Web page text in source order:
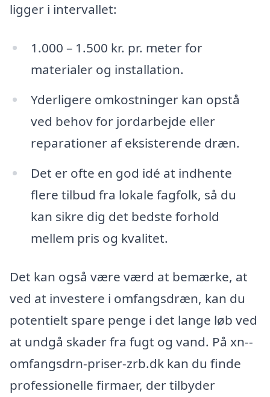
ligger i intervallet:
1.000 – 1.500 kr. pr. meter for
materialer og installation.
Yderligere omkostninger kan opstå
ved behov for jordarbejde eller
reparationer af eksisterende dræn.
Det er ofte en god idé at indhente
flere tilbud fra lokale fagfolk, så du
kan sikre dig det bedste forhold
mellem pris og kvalitet.
Det kan også være værd at bemærke, at
ved at investere i omfangsdræn, kan du
potentielt spare penge i det lange løb ved
at undgå skader fra fugt og vand. På xn--
omfangsdrn-priser-zrb.dk kan du finde
professionelle firmaer, der tilbyder